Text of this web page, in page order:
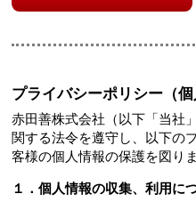
プライバシーポリシー（個
赤田善株式会社（以下「当社
関する法令を遵守し、以下の
客様の個人情報の保護を図りま
１．個人情報の収集、利用に